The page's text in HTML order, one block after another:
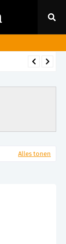
Alles tonen